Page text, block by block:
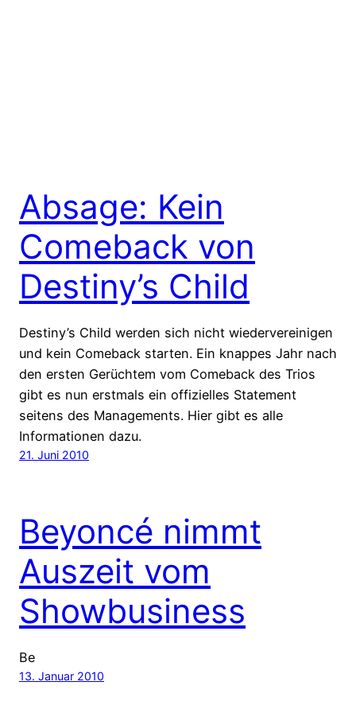
Absage: Kein
Comeback von
Destiny’s Child
Destiny’s Child werden sich nicht wiedervereinigen
und kein Comeback starten. Ein knappes Jahr nach
den ersten Gerüchtem vom Comeback des Trios
gibt es nun erstmals ein offizielles Statement
seitens des Managements. Hier gibt es alle
Informationen dazu.
21. Juni 2010
Beyoncé nimmt
Auszeit vom
Showbusiness
Be
13. Januar 2010